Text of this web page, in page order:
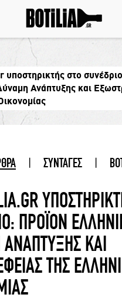
στο
Ανάπτυξης και
| ΣΥΝΤΑΓΕΣ |
ΠΡΟΪΟΝ
ΚΑΙ
ΤΗΣ